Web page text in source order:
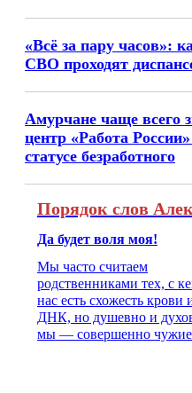
«Всё за пару часов»:
СВО проходят
Амурчане чаще всего
центр «Работа
статусе безработного
Порядок слов
Да будет воля моя!
Мы часто считаем
родственниками тех, с
нас есть схожесть крови
ДНК, но душевно и
мы — совершенно чужие